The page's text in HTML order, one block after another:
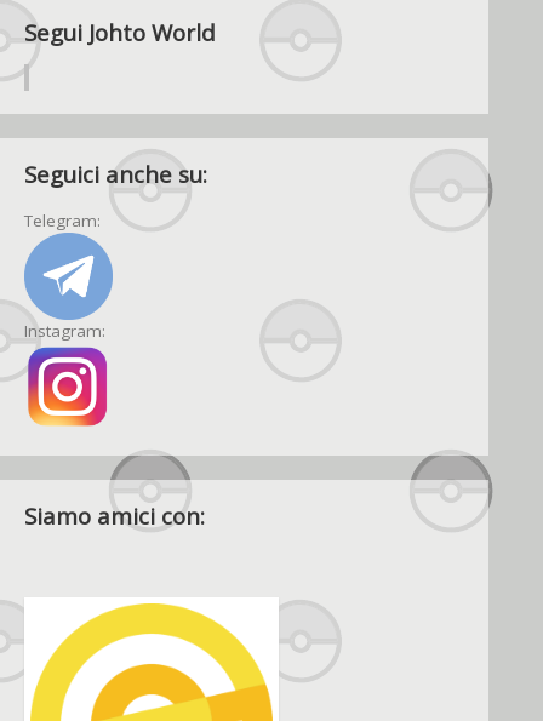
Segui Johto World
Seguici anche su:
Telegram:
Instagram:
Siamo amici con: